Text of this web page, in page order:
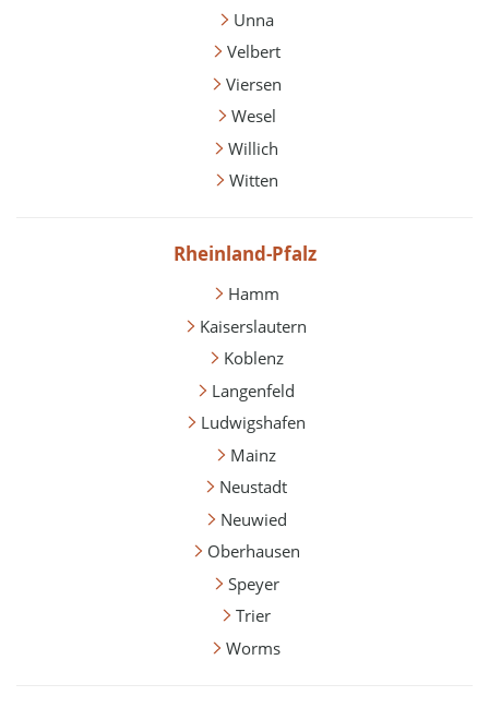
Unna
Velbert
Viersen
Wesel
Willich
Witten
Rheinland-Pfalz
Hamm
Kaiserslautern
Koblenz
Langenfeld
Ludwigshafen
Mainz
Neustadt
Neuwied
Oberhausen
Speyer
Trier
Worms